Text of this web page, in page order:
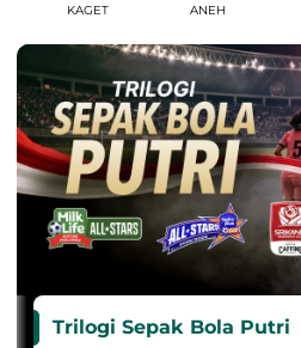
KAGET ANEH
Trilogi Sepak Bola Putri